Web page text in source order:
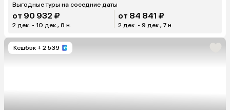
Выгодные туры на соседние даты
от 90 932 ₽
2 дек. - 10 дек., 8 н.
от 84 841 ₽
2 дек. - 9 дек., 7 н.
Кешбэк + 2 539